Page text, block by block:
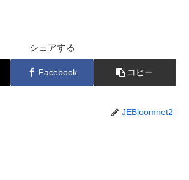
シェアする
Facebook コピー
JEBloomnet2